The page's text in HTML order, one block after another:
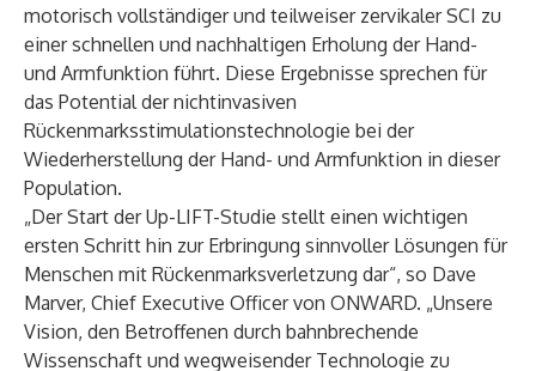
motorisch vollständiger und teilweiser zervikaler SCI zu
einer schnellen und nachhaltigen Erholung der Hand-
und Armfunktion führt. Diese Ergebnisse sprechen für
das Potential der nichtinvasiven
Rückenmarksstimulationstechnologie bei der
Wiederherstellung der Hand- und Armfunktion in dieser
Population.
„Der Start der Up-LIFT-Studie stellt einen wichtigen
ersten Schritt hin zur Erbringung sinnvoller Lösungen für
Menschen mit Rückenmarksverletzung dar“, so Dave
Marver, Chief Executive Officer von ONWARD. „Unsere
Vision, den Betroffenen durch bahnbrechende
Wissenschaft und wegweisender Technologie zu